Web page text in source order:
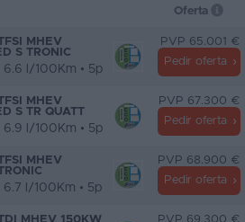
Oferta
MHEV
S TRONIC
6.6 l/100Km • 5p
PVP 65.001 €
Pedir oferta
MHEV
S TR QUATT
6.9 l/100Km • 5p
PVP 67.300 €
Pedir oferta
MHEV
6.7 l/100Km • 5p
PVP 68.900 €
Pedir oferta